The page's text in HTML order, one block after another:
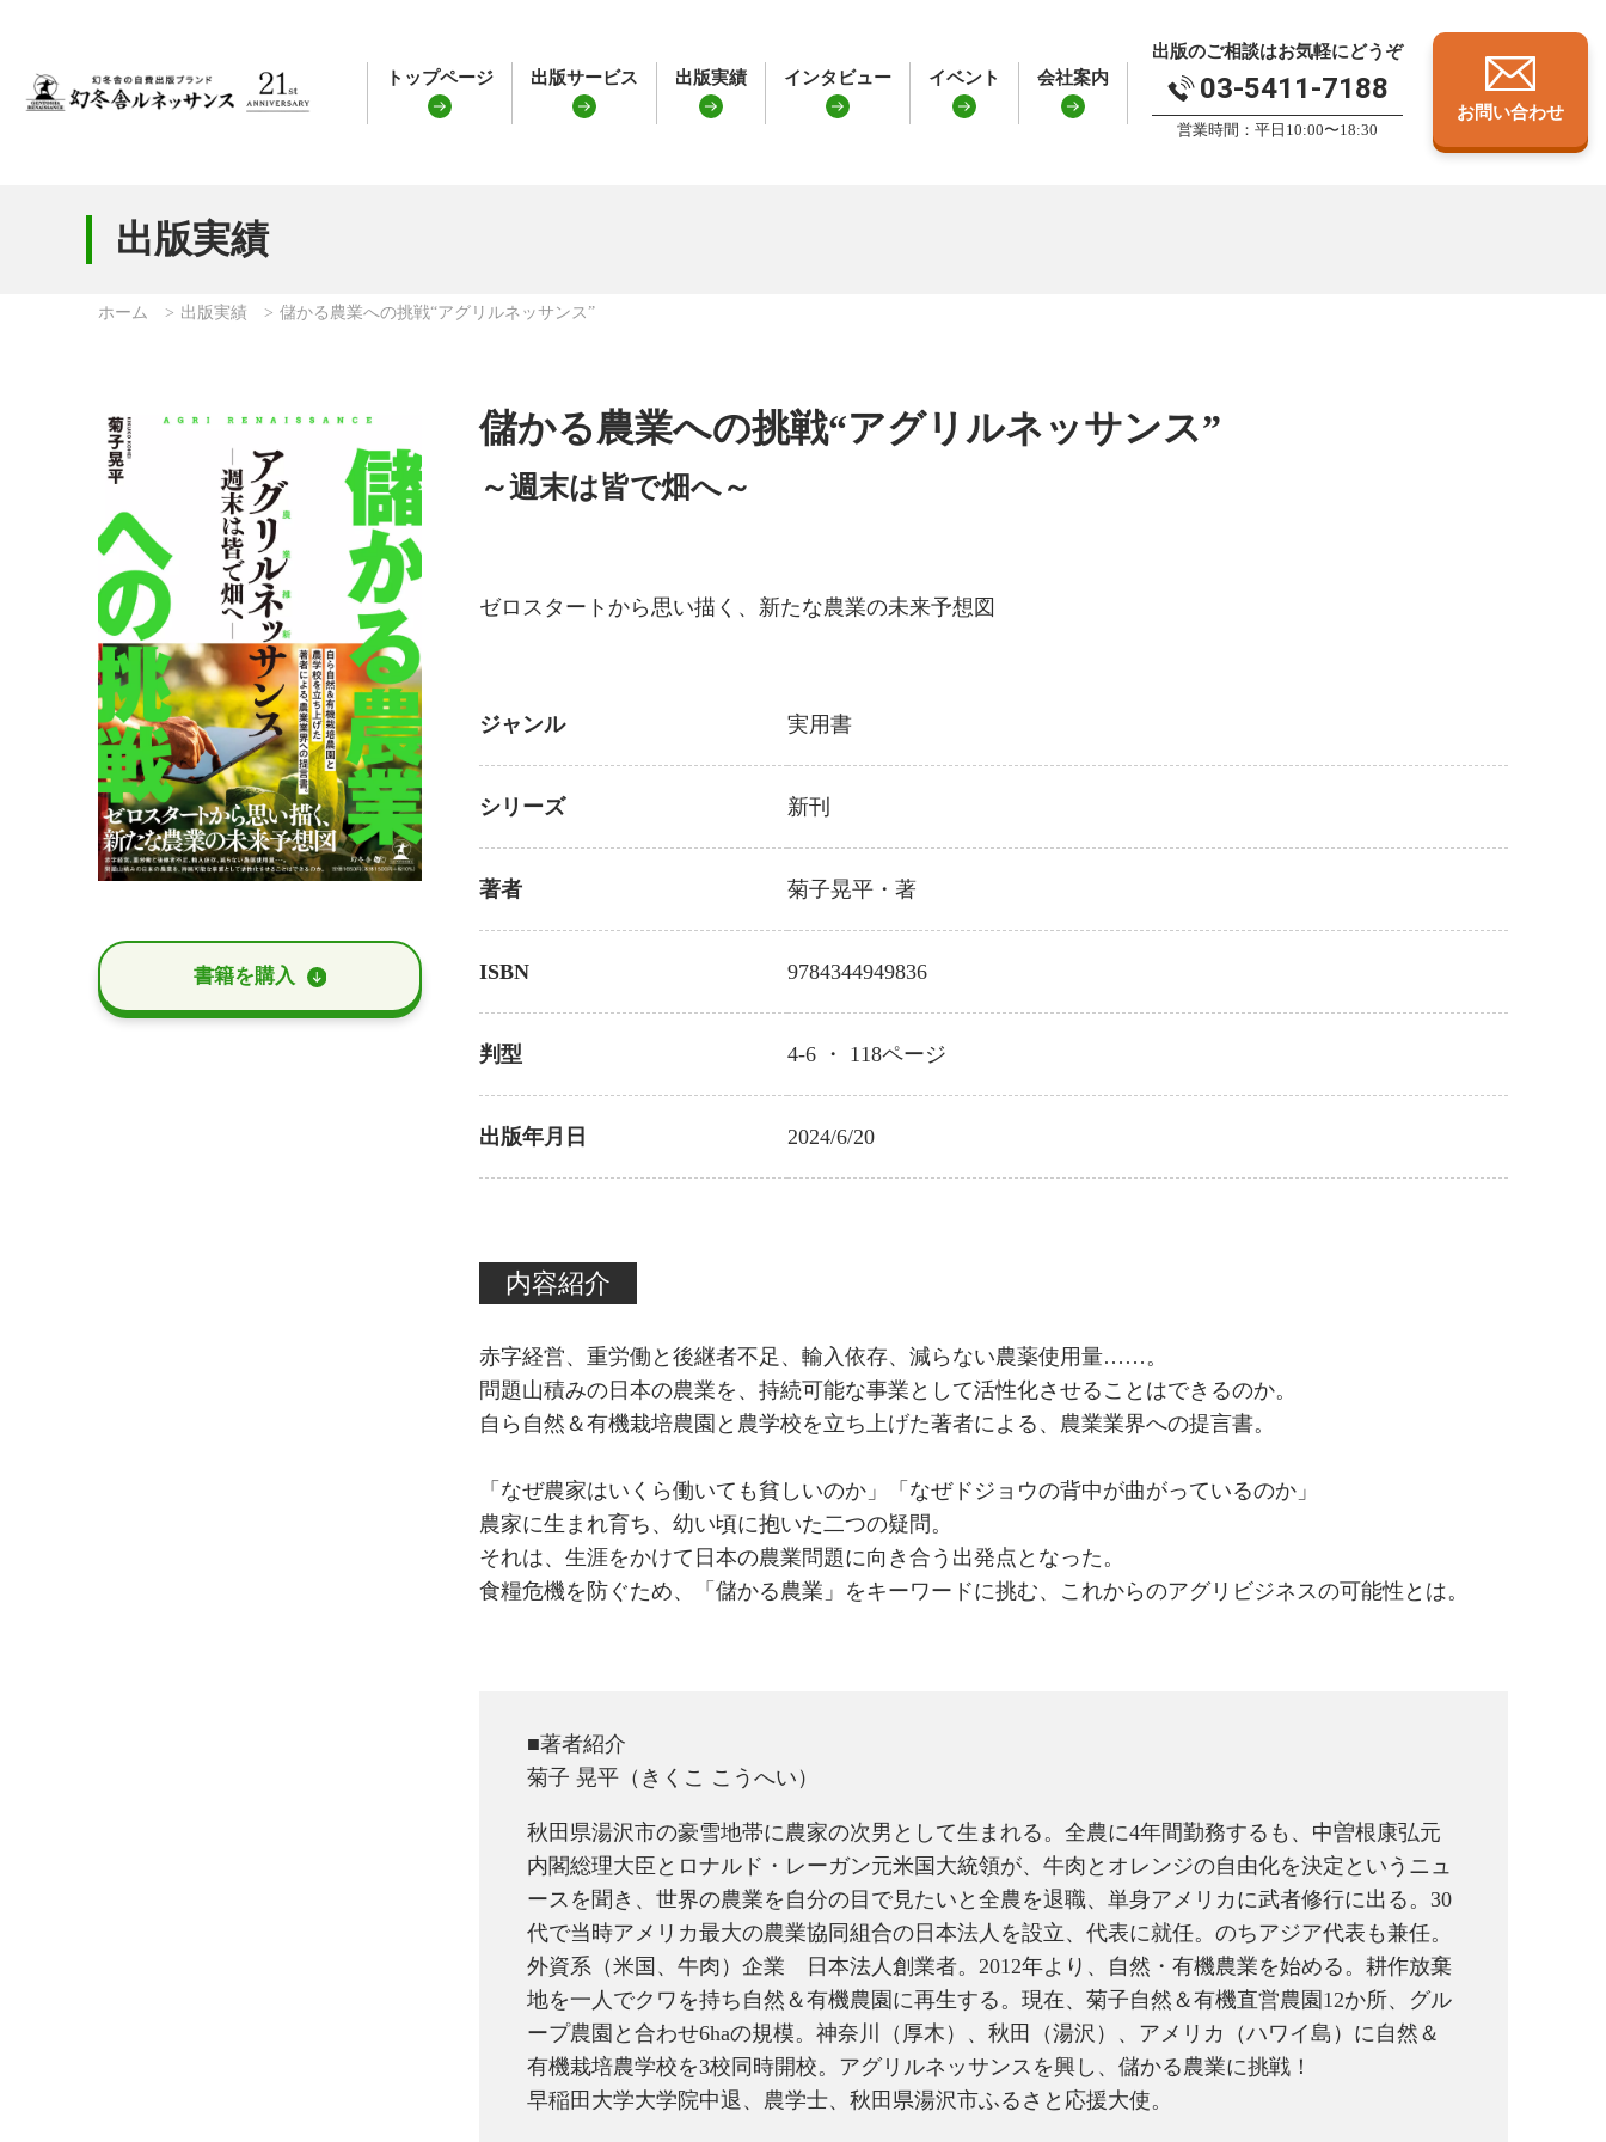
トップページ 出版サービス 出版実績 インタビュー イベント 会社案内
出版のご相談はお気軽にどうぞ
03-5411-7188
営業時間：平日10:00〜18:30
お問い合わせ
出版実績
ホーム 出版実績 儲かる農業への挑戦“アグリルネッサンス”
書籍を購⼊
儲かる農業への挑戦“アグリルネッサンス”
～週末は皆で畑へ～
ゼロスタートから思い描く、新たな農業の未来予想図
ジャンル 実用書
シリーズ 新刊
著者 菊子晃平 ・著
ISBN 9784344949836
判型 4-6 ・ 118ページ
出版年月日 2024/6/20
内容紹介
赤字経営、重労働と後継者不足、輸入依存、減らない農薬使用量……。
問題山積みの日本の農業を、持続可能な事業として活性化させることはできるのか。
自ら自然＆有機栽培農園と農学校を立ち上げた著者による、農業業界への提言書。
「なぜ農家はいくら働いても貧しいのか」「なぜドジョウの背中が曲がっているのか」
農家に生まれ育ち、幼い頃に抱いた二つの疑問。
それは、生涯をかけて日本の農業問題に向き合う出発点となった。
食糧危機を防ぐため、「儲かる農業」をキーワードに挑む、これからのアグリビジネスの可能性とは。
■著者紹介
菊子 晃平（きくこ こうへい）
秋田県湯沢市の豪雪地帯に農家の次男として生まれる。全農に4年間勤務するも、中曽根康弘元
内閣総理大臣とロナルド・レーガン元米国大統領が、牛肉とオレンジの自由化を決定というニュ
ースを聞き、世界の農業を自分の目で見たいと全農を退職、単身アメリカに武者修行に出る。30
代で当時アメリカ最大の農業協同組合の日本法人を設立、代表に就任。のちアジア代表も兼任。
外資系（米国、牛肉）企業 日本法人創業者。2012年より、自然・有機農業を始める。耕作放棄
地を一人でクワを持ち自然＆有機農園に再生する。現在、菊子自然＆有機直営農園12か所、グル
ープ農園と合わせ6haの規模。神奈川（厚木）、秋田（湯沢）、アメリカ（ハワイ島）に自然＆
有機栽培農学校を3校同時開校。アグリルネッサンスを興し、儲かる農業に挑戦！
早稲田大学大学院中退、農学士、秋田県湯沢市ふるさと応援大使。